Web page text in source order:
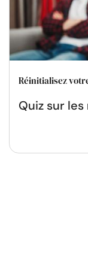
Réinitialisez
Quiz sur